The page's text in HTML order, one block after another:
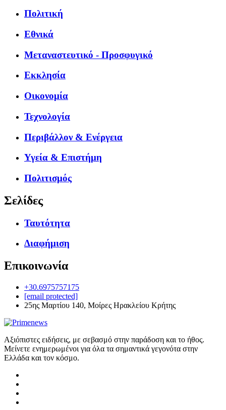
Πολιτική
Εθνικά
Μεταναστευτικό - Προσφυγικό
Εκκλησία
Οικονομία
Τεχνολογία
Περιβάλλον & Ενέργεια
Υγεία & Επιστήμη
Πολιτισμός
Σελίδες
Ταυτότητα
Διαφήμιση
Επικοινωνία
+30.6975757175
[email protected]
25ης Μαρτίου 140, Μοίρες Ηρακλείου Κρήτης
Αξιόπιστες ειδήσεις, με σεβασμό στην παράδοση και το ήθος.
Μείνετε ενημερωμένοι για όλα τα σημαντικά γεγονότα στην
Ελλάδα και τον κόσμο.